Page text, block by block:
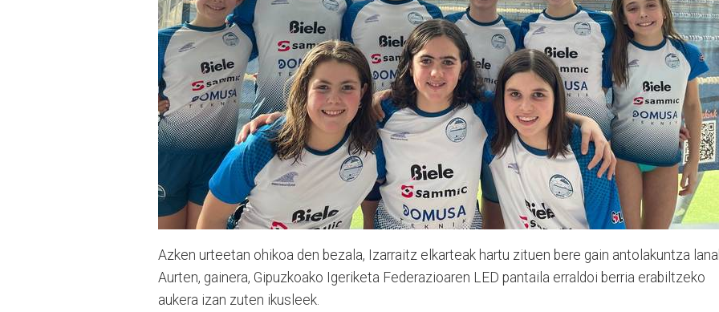
Azken urteetan ohikoa den bezala, Izarraitz elkarteak hartu zituen bere gain antolakuntza
Aurten, gainera, Gipuzkoako Igeriketa Federazioaren LED pantaila erraldoi berria erabiltzeko
aukera izan zuten ikusleek.